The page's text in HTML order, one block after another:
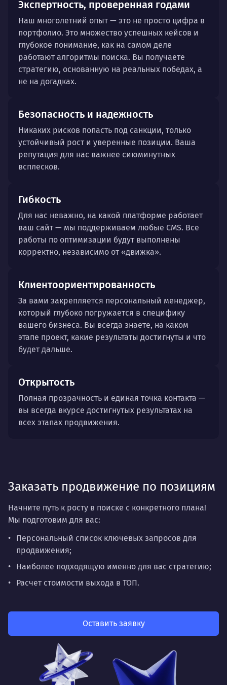
Экспертность, проверенная годами
Наш многолетний опыт — это не просто цифра в
портфолио. Это множество успешных кейсов и
глубокое понимание, как на самом деле
работают алгоритмы поиска. Вы получаете
стратегию, основанную на реальных победах, а
не на догадках.
Безопасность и надежность
Никаких рисков попасть под санкции, только
устойчивый рост и уверенные позиции. Ваша
репутация для нас важнее сиюминутных
всплесков.
Гибкость
Для нас неважно, на какой платформе работает
ваш сайт — мы поддерживаем любые CMS. Все
работы по оптимизации будут выполнены
корректно, независимо от «движка».
Клиентоориентированность
За вами закрепляется персональный менеджер,
который глубоко погружается в специфику
вашего бизнеса. Вы всегда знаете, на каком
этапе проект, какие результаты достигнуты и что
будет дальше.
Открытость
Полная прозрачность и единая точка контакта —
вы всегда вкурсе достигнутых результатах на
всех этапах продвижения.
Заказать продвижение по позициям
Начните путь к росту в поиске с конкретного плана!
Мы подготовим для вас:
Персональный список ключевых запросов для
продвижения;
Наиболее подходящую именно для вас стратегию;
Расчет стоимости выхода в ТОП.
Оставить заявку